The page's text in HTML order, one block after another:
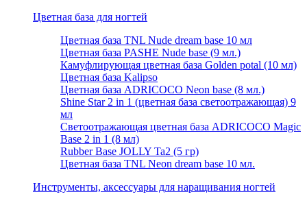
Цветная база для ногтей
Цветная база TNL Nude dream base 10 мл
Цветная база PASHE Nude base (9 мл.)
Камуфлирующая цветная база Golden potal (10 мл)
Цветная база Kalipso
Цветная база ADRICOCO Neon base (8 мл.)
Shine Star 2 in 1 (цветная база светоотражающая) 9
мл
Светоотражающая цветная база ADRICOCO Magic
Base 2 in 1 (8 мл)
Rubber Base JOLLY Ta2 (5 гр)
Цветная база TNL Neon dream base 10 мл.
Инструменты, аксессуары для наращивания ногтей